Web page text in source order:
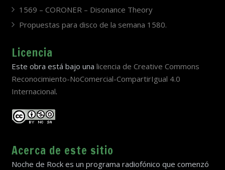
1569 – CORONER – Disonance Theory
Propuestas para disco de la semana 1580.
Licencia
Este obra está bajo una licencia de Creative Commons
Reconocimiento-NoComercial-CompartirIgual 4.0
Internacional.
Acerca de este sitio
Noche de Rock es un programa radiofónico que comenzó